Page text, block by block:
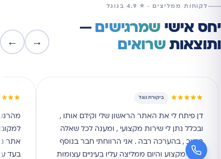
לקוחות ממליצים · ⭐ 4.9 בגוגל
יחס אישי שמרגישים —
ותוצאותשרואים →
←
★★★★★ ביקורת גוגל
דן פיתח לי את האתר הראשון שלי וקידם אותו ,
ובכלל נתן לי שירות מקצועי , ומענה לכל שאלה
בחיוב , בהערכה רבה . אני הרווחתי חבר בנוסף
לאיש מקצוע והיום ממליצה עליו בעיניים עצומות
למקום
אתר
בעד